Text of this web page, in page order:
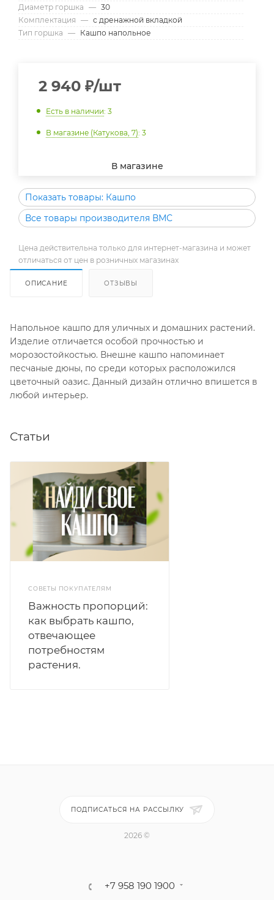
Диаметр горшка — 30
Комплектация — с дренажной вкладкой
Тип горшка — Кашпо напольное
2 940 ₽/шт
Есть в наличии: 3
В магазине (Катукова, 7): 3
В магазине
Показать товары: Кашпо
Все товары производителя ВМС
Цена действительна только для интернет-магазина и может
отличаться от цен в розничных магазинах
ОПИСАНИЕ ОТЗЫВЫ
Напольное кашпо для уличных и домашних растений.
Изделие отличается особой прочностью и
морозостойкостью. Внешне кашпо напоминает
песчаные дюны, по среди которых расположился
цветочный оазис. Данный дизайн отлично впишется в
любой интерьер.
Статьи
СОВЕТЫ ПОКУПАТЕЛЯМ
Важность пропорций:
как выбрать кашпо,
отвечающее
потребностям
растения.
ПОДПИСАТЬСЯ НА РАССЫЛКУ
2026 ©
+7 958 190 1900